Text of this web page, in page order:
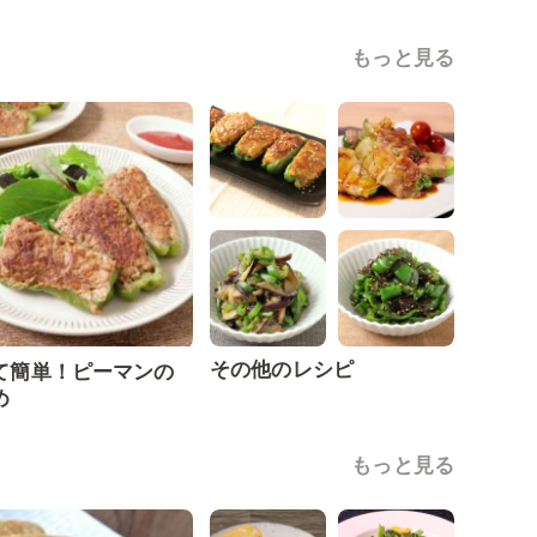
もっと見る
簡単！ピーマンの
その他のレシピ
もっと見る